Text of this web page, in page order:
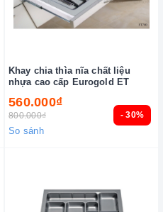
- 30%
Khay chia thìa nĩa chất liệu
nhựa cao cấp Eurogold ET
560.000₫
800.000₫
So sánh